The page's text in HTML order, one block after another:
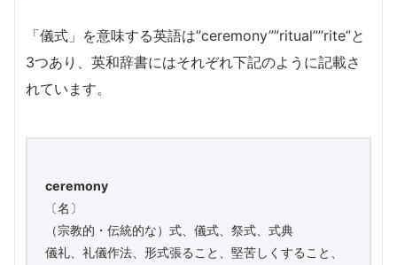
「儀式」を意味する英語は”ceremony””ritual””rite”と
3つあり、英和辞書にはそれぞれ下記のように記載さ
れています。
ceremony
〔名〕
（宗教的・伝統的な）式、儀式、祭式、式典
儀礼、礼儀作法、形式張ること、堅苦しくすること、